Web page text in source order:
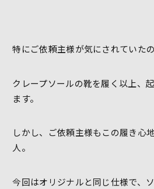
特にご依頼主様が気にされていた
クレープソールの靴を履く以上、
ます。
しかし、ご依頼主様もこの履き心
人。
今回はオリジナルと同じ仕様で、